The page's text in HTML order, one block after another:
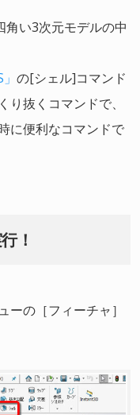
い3次元モデルの中
の[シェル]コマンド
抜くコマンドで、
に便利なコマンドで
！
ーの［フィーチャ］